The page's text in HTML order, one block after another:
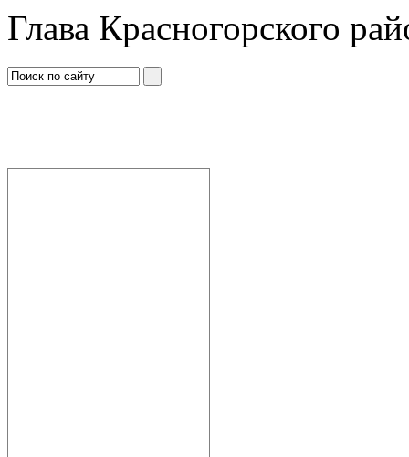
Глава Красногорского